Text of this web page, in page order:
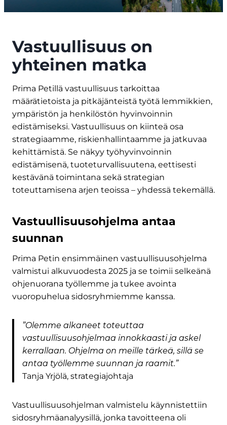
Vastuullisuus on
yhteinen matka
Prima Petillä vastuullisuus tarkoittaa
määrätietoista ja pitkäjänteistä työtä lemmikkien,
ympäristön ja henkilöstön hyvinvoinnin
edistämiseksi. Vastuullisuus on kiinteä osa
strategiaamme, riskienhallintaamme ja jatkuvaa
kehittämistä. Se näkyy työhyvinvoinnin
edistämisenä, tuoteturvallisuutena, eettisesti
kestävänä toimintana sekä strategian
toteuttamisena arjen teoissa – yhdessä tekemällä.
Vastuullisuusohjelma antaa
suunnan
Prima Petin ensimmäinen vastuullisuusohjelma
valmistui alkuvuodesta 2025 ja se toimii selkeänä
ohjenuorana työllemme ja tukee avointa
vuoropuhelua sidosryhmiemme kanssa.
”Olemme alkaneet toteuttaa
vastuullisuusohjelmaa innokkaasti ja askel
kerrallaan. Ohjelma on meille tärkeä, sillä se
antaa työllemme suunnan ja raamit.”
Tanja Yrjölä, strategiajohtaja
Vastuullisuusohjelman valmistelu käynnistettiin
sidosryhmäanalyysillä, jonka tavoitteena oli